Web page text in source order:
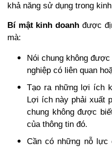
khả năng sử dụng trong
Bí mật kinh doanh được
mà:
Nói chung không
nghiệp có liên quan
Tạo ra những lợi ích
Lợi ích này phải xuất
chung không được
của thông tin đó.
Cần có những nỗ